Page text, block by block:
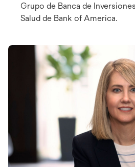
Grupo de Banca de
Salud de Bank of America.